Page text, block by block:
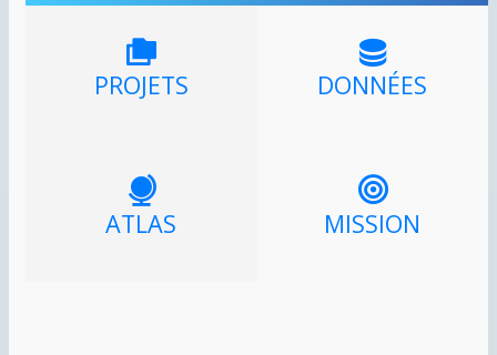
PROJETS DONNÉES
ATLAS MISSION